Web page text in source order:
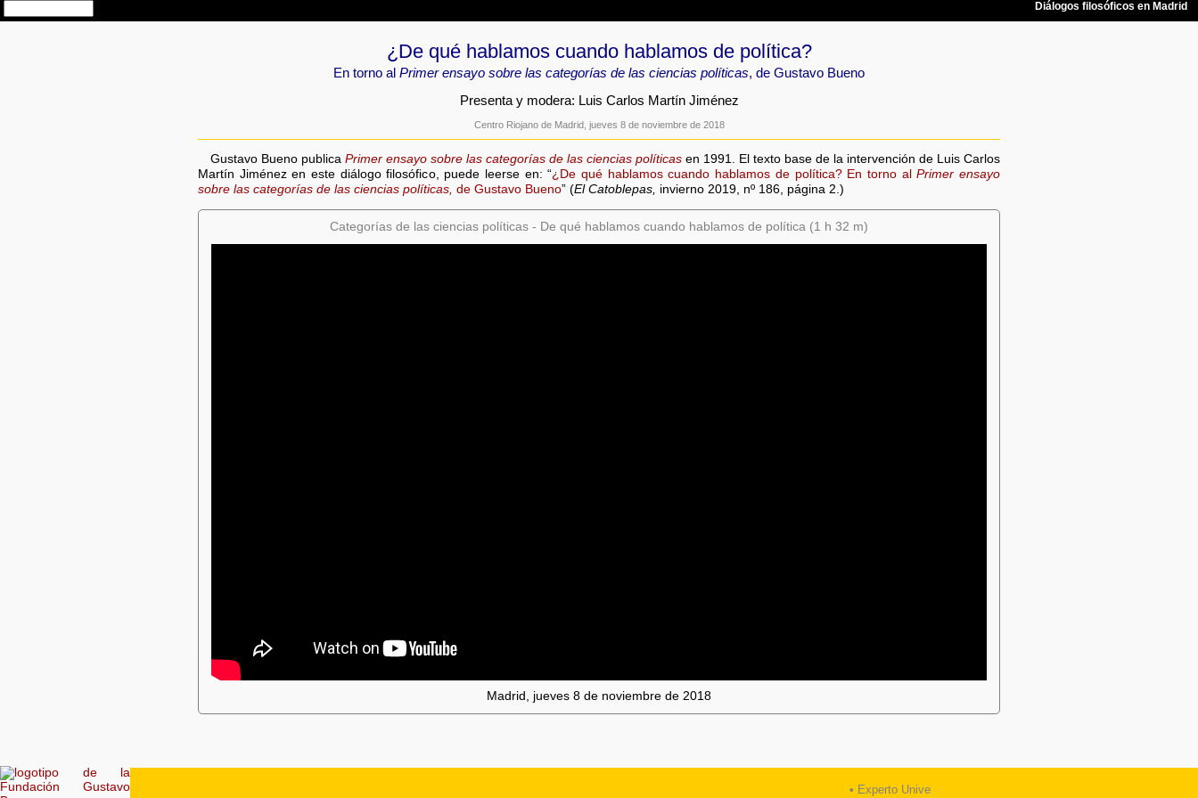
¿De qué hablamos cuando hablamos de política?
En torno al Primer ensayo sobre las categorías de las ciencias políticas, de Gustavo Bueno
Presenta y modera: Luis Carlos Martín Jiménez
Centro Riojano de Madrid, jueves 8 de noviembre de 2018
Gustavo Bueno publica Primer ensayo sobre las categorías de las ciencias políticasen 1991. El texto base de la intervención de Luis Carlos
Martín Jiménez en este diálogo filosófico, puede leerse en: “¿De qué hablamos cuando hablamos de política? En torno alPrimer ensayo
sobre las categorías de las ciencias políticas, de Gustavo Bueno” (El Catoblepas, invierno 2019, nº 186, página 2.)
Categorías de las ciencias políticas - De qué hablamos cuando hablamos de política (1 h 32 m)
Madrid, jueves 8 de noviembre de 2018